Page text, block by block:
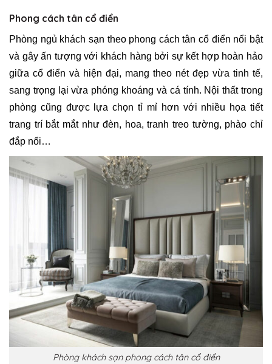
Phong cách tân cổ điển
Phòng ngủ khách sạn theo phong cách tân cổ điển nổi bật
và gây ấn tượng với khách hàng bởi sự kết hợp hoàn hảo
giữa cổ điển và hiện đại, mang theo nét đẹp vừa tinh tế,
sang trọng lại vừa phóng khoáng và cá tính. Nội thất trong
phòng cũng được lựa chọn tỉ mỉ hơn với nhiều họa tiết
trang trí bắt mắt như đèn, hoa, tranh treo tường, phào chỉ
đắp nổi…
Phòng khách sạn phong cách tân cổ điển